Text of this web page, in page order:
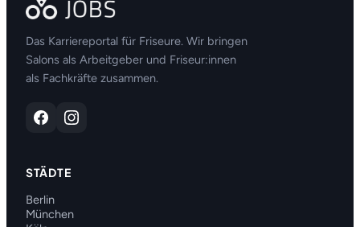
Das Karriereportal für Friseure. Wir bringen
Salons als Arbeitgeber und Friseur:innen
als Fachkräfte zusammen.
STÄDTE
Berlin
München